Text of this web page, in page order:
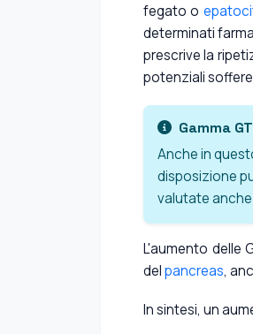
fegato o
determinati
prescrive la
potenziali
Gamma
Anche in
disposizione
valutate
L'aumento delle
delpancreas,
In sintesi, un